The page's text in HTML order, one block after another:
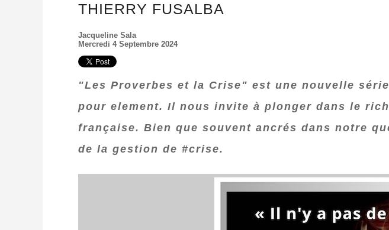
THIERRY FUSALBA
Jacqueline Sala
Mercredi 4 Septembre 2024
"Les Proverbes et la Crise" est une nouvelle
pour element. Il nous invite à plonger dans le
française. Bien que souvent ancrés dans notre
de la gestion de #crise.